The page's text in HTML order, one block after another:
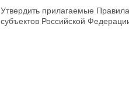
Утвердить прилагаемые
субъектов Российской